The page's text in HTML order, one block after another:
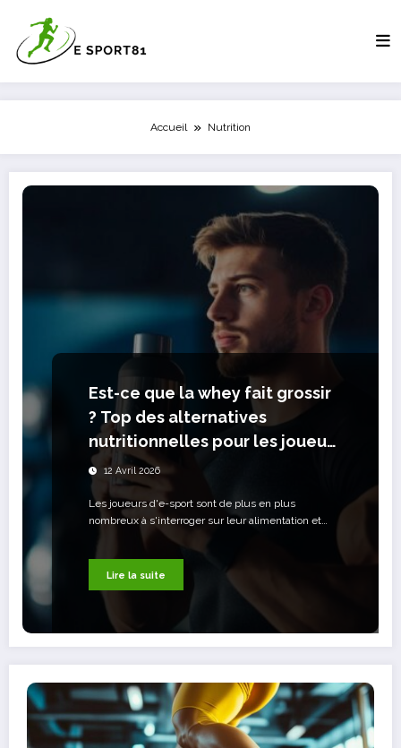
contenu
Accueil Nutrition
Est-ce que la whey fait grossir
? Top des alternatives
nutritionnelles pour les joueurs
e-sport attentifs à leur
silhouette
12 Avril 2026
Les joueurs d'e-sport sont de plus en plus
nombreux à s'interroger sur leur alimentation et…
Lire la suite